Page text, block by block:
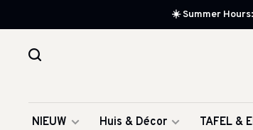
☀️ Summer
NIEUW Huis & Décor TAFEL &